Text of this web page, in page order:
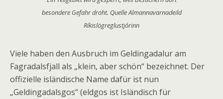
besondere Gefahr droht. Quelle Almannavarnadeild
Ríkislögreglustjórinn
Viele haben den Ausbruch im Geldingadalur am
Fagradalsfjall als „klein, aber schön“ bezeichnet. Der
offizielle isländische Name dafür ist nun
„Geldingadalsgos“ (eldgos ist Isländisch für